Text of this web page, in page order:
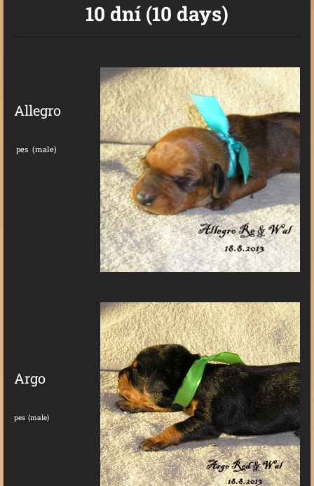
10 dní (10 days)
Allegro
pes (male)
Argo
pes (male)